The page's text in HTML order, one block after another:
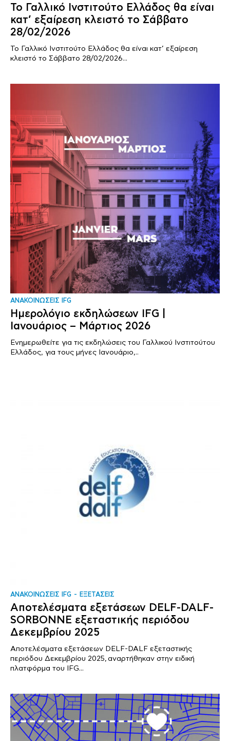
Το Γαλλικό Ινστιτούτο Ελλάδος θα είναι
κατ’ εξαίρεση κλειστό το Σάββατο
28/02/2026
Το Γαλλικό Ινστιτούτο Ελλάδος θα είναι κατ’ εξαίρεση
κλειστό το Σάββατο 28/02/2026...
ΑΝΑΚΟΙΝΩΣΕΙΣ IFG
Ημερολόγιο εκδηλώσεων IFG |
Ιανουάριος – Μάρτιος 2026
Ενημερωθείτε για τις εκδηλώσεις του Γαλλικού Ινστιτούτου
Ελλάδος, για τους μήνες Ιανουάριο,..
ΑΝΑΚΟΙΝΩΣΕΙΣ IFG ΕΞΕΤΑΣΕΙΣ
Αποτελέσματα εξετάσεων DELF-DALF-
SORBONNE εξεταστικής περιόδου
Δεκεμβρίου 2025
Αποτελέσματα εξετάσεων DELF-DALF εξεταστικής
περιόδου Δεκεμβρίου 2025, αναρτήθηκαν στην ειδική
πλατφόρμα του IFG...